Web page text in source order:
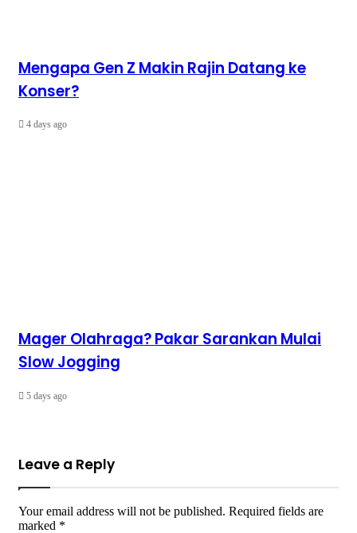
Mengapa Gen Z Makin Rajin Datang ke
Konser?
4 days ago
Mager Olahraga? Pakar Sarankan Mulai
Slow Jogging
5 days ago
Leave a Reply
Your email address will not be published. Required fields are
marked *